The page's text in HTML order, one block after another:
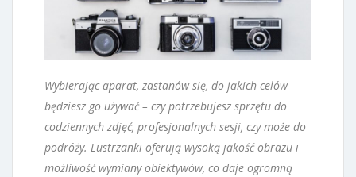
Wybierając aparat, zastanów się, do jakich celów
będziesz go używać – czy potrzebujesz sprzętu do
codziennych zdjęć, profesjonalnych sesji, czy może do
podróży. Lustrzanki oferują wysoką jakość obrazu i
możliwość wymiany obiektywów, co daje ogromną